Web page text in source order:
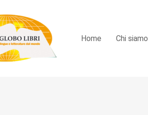
Home Chi siamo